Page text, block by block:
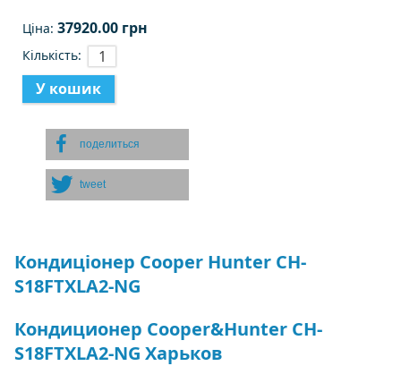
Ціна:37920.00 грн
Кількість:
поделиться
tweet
Кондиціонер Cooper Hunter CH-
S18FTXLA2-NG
Кондиционер Cooper&Hunter CH-
S18FTXLA2-NG Харьков